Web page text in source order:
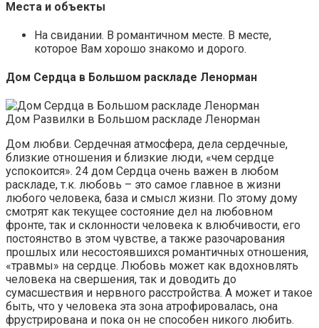
Места и объекты
На свидании. В романтичном месте. В месте,
которое Вам хорошо знакомо и дорого.
Дом Сердца в Большом раскладе Ленорман
Дом Развилки в Большом раскладе Ленорман
Дом любви. Сердечная атмосфера, дела сердечные,
близкие отношения и близкие люди, «чем сердце
успокоится». 24 дом Сердца очень важен в любом
раскладе, т.к. любовь – это самое главное в жизни
любого человека, база и смысл жизни. По этому дому
смотрят как текущее состояние дел на любовном
фронте, так и склонности человека к влюбчивости, его
постоянство в этом чувстве, а также разочарования
прошлых или несостоявшихся романтичных отношения,
«травмы» на сердце. Любовь может как вдохновлять
человека на свершения, так и доводить до
сумасшествия и нервного расстройства. А может и такое
быть, что у человека эта зона атрофировалась, она
фрустрирована и пока он не способен никого любить.